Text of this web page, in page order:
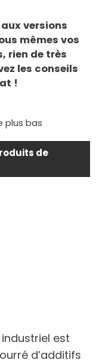
versions
mêmes vos
rien de très
les conseils
!
plus bas
de
est
d’additifs